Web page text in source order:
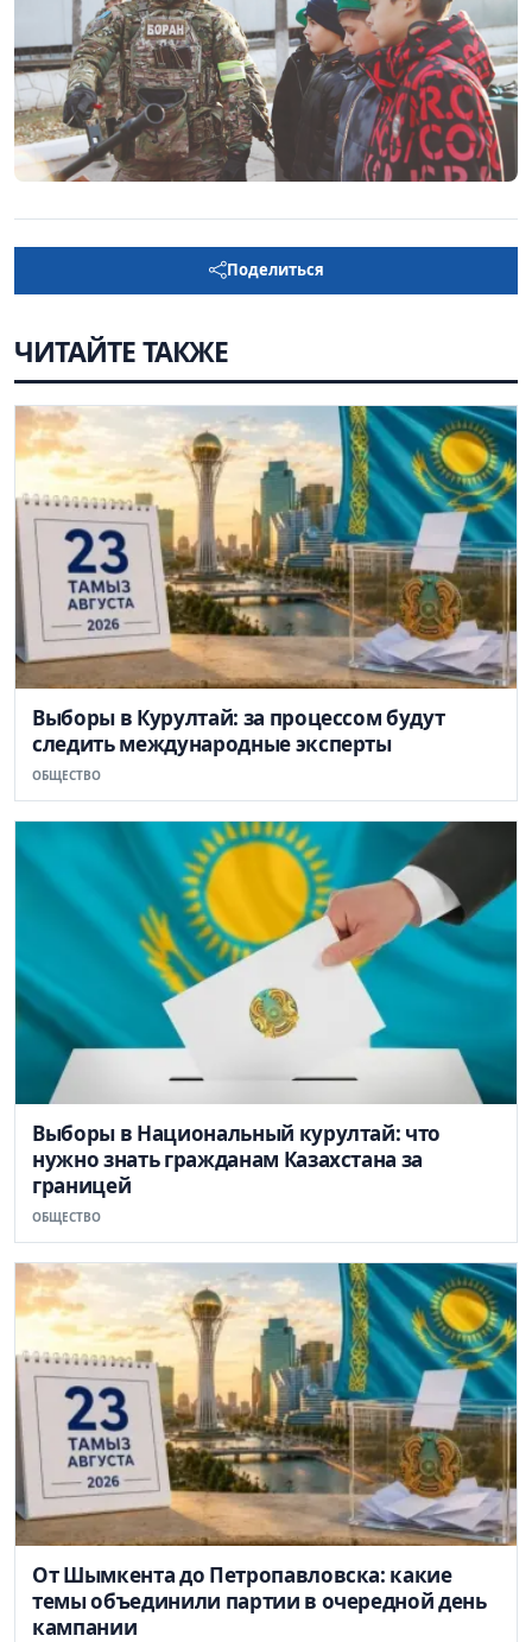
Поделиться
ЧИТАЙТЕ ТАКЖЕ
Выборы в Курултай: за процессом будут
следить международные эксперты
ОБЩЕСТВО
Выборы в Национальный курултай: что
нужно знать гражданам Казахстана за
границей
ОБЩЕСТВО
От Шымкента до Петропавловска: какие
темы объединили партии в очередной день
кампании